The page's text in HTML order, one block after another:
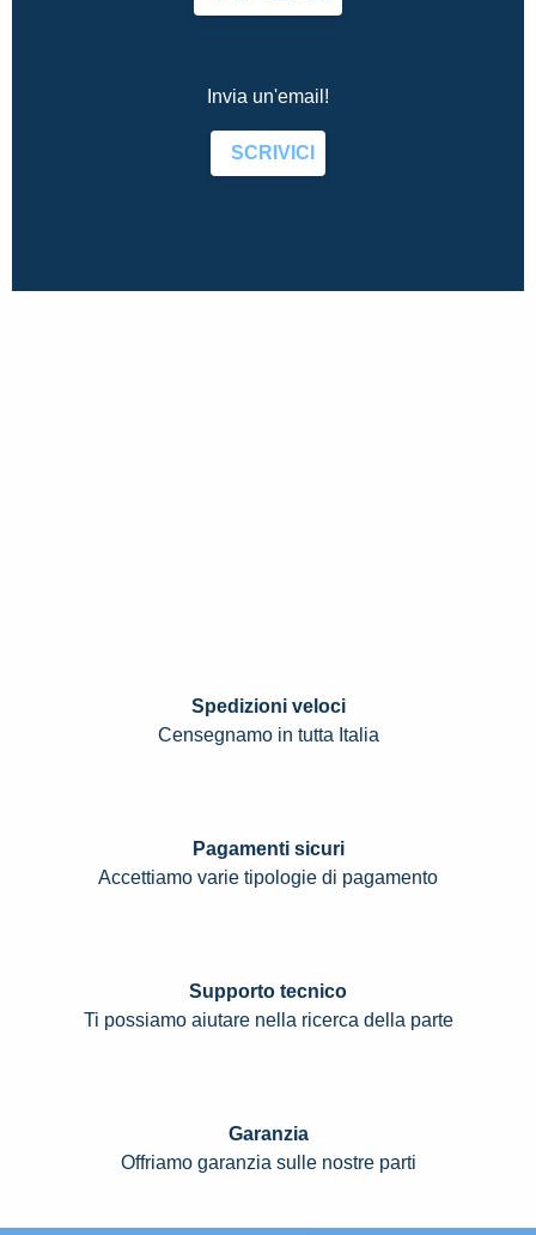
Invia un'email!
SCRIVICI
Spedizioni veloci
Censegnamo in tutta Italia
Pagamenti sicuri
Accettiamo varie tipologie di pagamento
Supporto tecnico
Ti possiamo aiutare nella ricerca della parte
Garanzia
Offriamo garanzia sulle nostre parti